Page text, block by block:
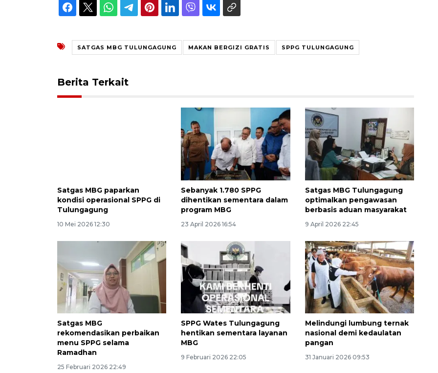
SATGAS MBG TULUNGAGUNG MAKAN BERGIZI GRATIS SPPG TULUNGAGUNG
Berita Terkait
Satgas MBG paparkan
kondisi operasional SPPG di
Tulungagung
10 Mei 2026 12:30
Sebanyak 1.780 SPPG
dihentikan sementara dalam
program MBG
23 April 2026 16:54
Satgas MBG Tulungagung
optimalkan pengawasan
berbasis aduan masyarakat
9 April 2026 22:45
Satgas MBG
rekomendasikan perbaikan
menu SPPG selama
Ramadhan
25 Februari 2026 22:49
SPPG Wates Tulungagung
hentikan sementara layanan
MBG
9 Februari 2026 22:05
Melindungi lumbung ternak
nasional demi kedaulatan
pangan
31 Januari 2026 09:53
Ekonomi triwulan II-2026
tumbuh 5,29 persen